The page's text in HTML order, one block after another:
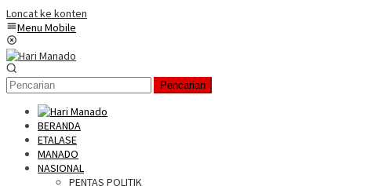
Loncat ke konten
Menu Mobile
Pencarian
BERANDA
ETALASE
MANADO
NASIONAL
PENTAS POLITIK